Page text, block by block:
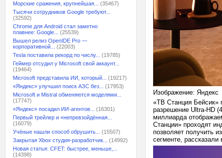
Морские сражения, крупнейшая...
(35467)
Тысячи сотрудников Google требуют...
(32592)
Chrome для Android стал заметно
плавнее: Google...
(25539)
Вышел релиз OpenIDE Pro —
корпоративной...
(22003)
Tesla поставила рекорд по числу...
(19785)
Геймер отсудил у Microsoft свой аккаунт...
(19464)
Microsoft представила ИИ, который...
(19217)
«Яндекс» улучшил поиск АЗС без...
(17953)
Microsoft и Mistral обменяются моделями...
(17747)
«Яндекс» посадил ИИ-агентов...
(16301)
Первый трейлер и «непревзойдённая...
(16079)
Учёные нашли способ обрушить...
(15507)
Закрытая Xbox студия-разработчик...
(14992)
Новая статья: CFET: быстрее, меньше,...
(14398)
Изображение: Яндекс
«ТВ Станция Бейсик»
разрешение Ultra-HD
миллиарда
Станции» проходят
позволяет получить
сегменте,